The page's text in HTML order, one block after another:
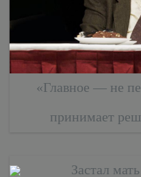
«Главное — не
принимает
Застал